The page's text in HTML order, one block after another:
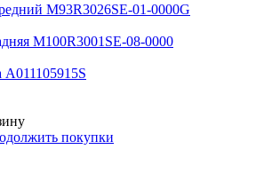
M93R3026SE-01-0000G
M100R3001SE-08-0000
покупки